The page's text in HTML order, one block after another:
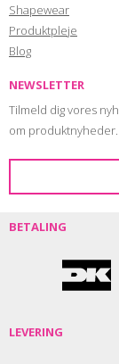
Shapewear
Produktpleje
Blog
NEWSLETTER
Tilmeld dig vores
om produktnyheder.
BETALING
LEVERING